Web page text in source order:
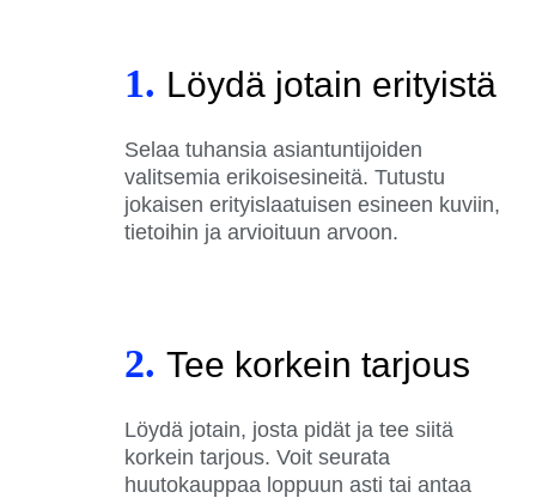
1. Löydä jotain erityistä
Selaa tuhansia asiantuntijoiden
valitsemia erikoisesineitä. Tutustu
jokaisen erityislaatuisen esineen kuviin,
tietoihin ja arvioituun arvoon.
2. Tee korkein tarjous
Löydä jotain, josta pidät ja tee siitä
korkein tarjous. Voit seurata
huutokauppaa loppuun asti tai antaa